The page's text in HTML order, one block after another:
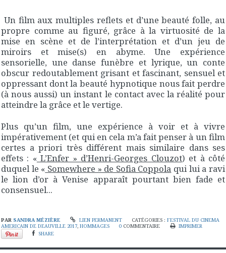
Un film aux multiples reflets et d’une beauté folle, au
propre comme au figuré, grâce à la virtuosité de la
mise en scène et de l’interprétation et d’un jeu de
miroirs et mise(s) en abyme. Une expérience
sensorielle, une danse funèbre et lyrique, un conte
obscur redoutablement grisant et fascinant, sensuel et
oppressant dont la beauté hypnotique nous fait perdre
(à nous aussi) un instant le contact avec la réalité pour
atteindre la grâce et le vertige.
Plus qu’un film, une expérience à voir et à vivre
impérativement (et qui en cela m’a fait penser à un film
certes a priori très différent mais similaire dans ses
effets : «L’Enfer » d’Henri-Georges Clouzot) et à côté
duquel le « Somewhere » de Sofia Coppola qui lui a ravi
le lion d’or à Venise apparaît pourtant bien fade et
consensuel...
PAR SANDRA MÉZIÈRE LIEN PERMANENT CATÉGORIES :FESTIVAL DU CINEMA
AMERICAIN DE DEAUVILLE 2017, HOMMAGES 0 COMMENTAIRE
IMPRIMER
SHARE